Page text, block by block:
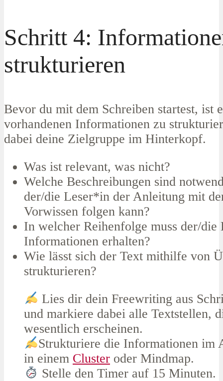
Schritt 4:
strukturieren
Bevor du mit dem Schreiben startest, ist
vorhandenen Informationen zu
dabei deine Zielgruppe im Hinterkopf.
Was ist relevant, was nicht?
Welche Beschreibungen sind
der/die Leser*in der Anleitung mit
Vorwissen folgen kann?
In welcher Reihenfolge muss der/die
Informationen erhalten?
Wie lässt sich der Text mithilfe von
strukturieren?
Lies dir dein Freewriting aus
und markiere dabei alle Textstellen,
wesentlich erscheinen.
Strukturiere die Informationen im
in einem Cluster oder Mindmap.
Stelle den Timer auf 15 Minuten.